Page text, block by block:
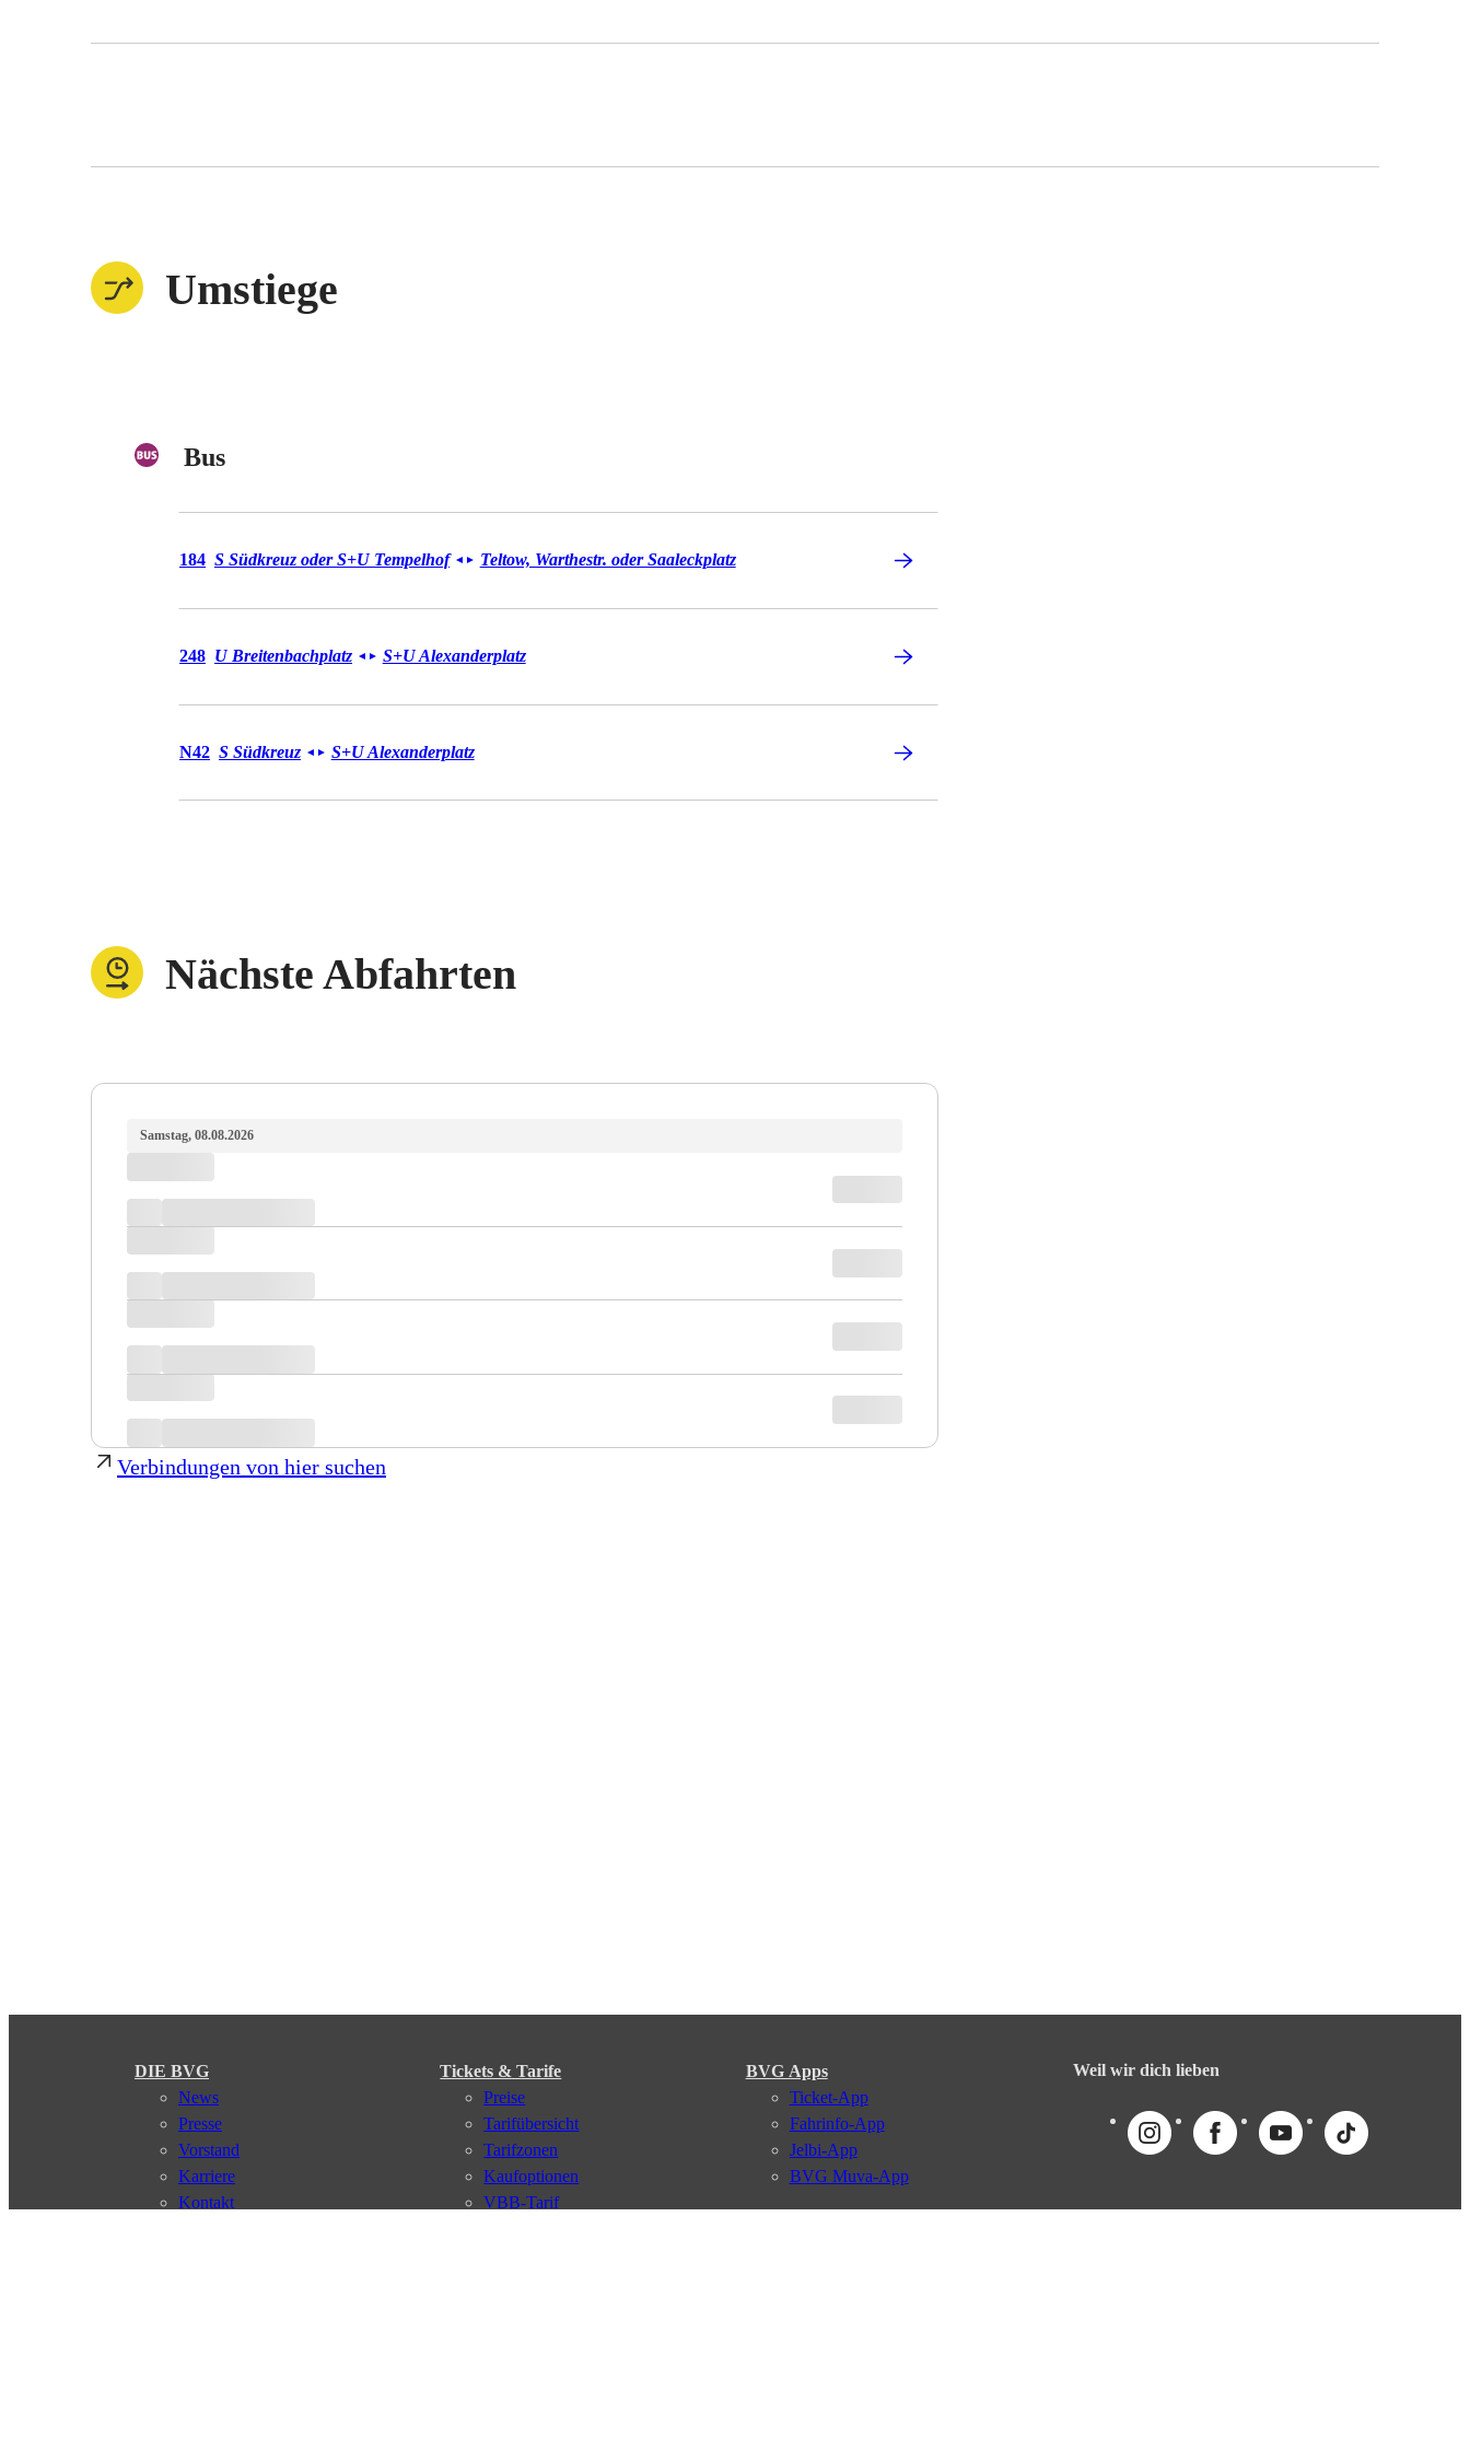
Umstiege
Bus
Bus 184
184 S Südkreuz oder S+U Tempelhof ◄ ► Teltow, Warthestr. oder Saaleckplatz
Bus 248
248 U Breitenbachplatz ◄ ► S+U Alexanderplatz
Bus N42
N42 S Südkreuz ◄ ► S+U Alexanderplatz
Nächste Abfahrten
Samstag, 08.08.2026
Verbindungen von hier suchen
DIE BVG
News
Presse
Vorstand
Karriere
Kontakt
Tickets & Tarife
Preise
Tarifübersicht
Tarifzonen
Kaufoptionen
VBB-Tarif
BVG Apps
Ticket-App
Fahrinfo-App
Jelbi-App
BVG Muva-App
Weil wir dich lieben